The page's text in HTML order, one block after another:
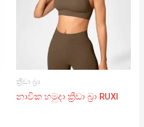
ක්‍රීඩා බ්‍රා
නාවික හමුදා ක්‍රීඩා බ්‍රා RUXI